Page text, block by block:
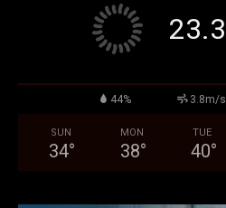
23.3
44% 3.8m/s
SUN
34°
MON
38°
TUE
40°